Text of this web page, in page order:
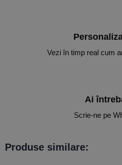
Vezi în timp real cum
Ai
Scrie-ne pe
Produse similare: